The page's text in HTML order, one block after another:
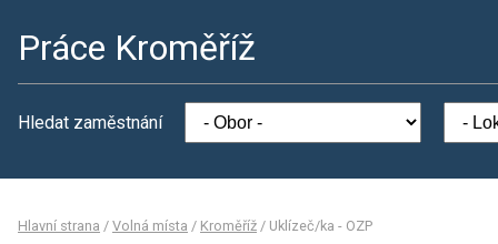
Práce Kroměříž
Hledat zaměstnání
Hlavní strana / Volná místa / Kroměříž / Uklízeč/ka - OZP